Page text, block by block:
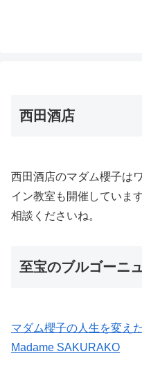
西田酒店
西田酒店のマダム櫻子は
イン教室も開催していま
相談くださいね。
至宝のブルゴーニュ
マダム櫻子の人生を変え
Madame SAKURAKO